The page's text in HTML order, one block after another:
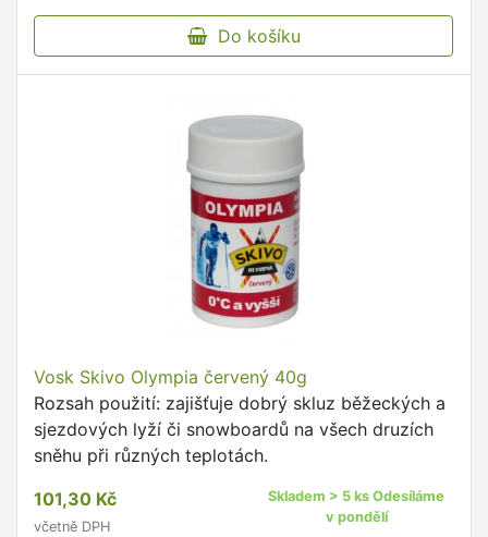
Do košíku
Vosk Skivo Olympia červený 40g
Rozsah použití: zajišťuje dobrý skluz běžeckých a
sjezdových lyží či snowboardů na všech druzích
sněhu při různých teplotách.
101,30 Kč
včetně DPH
Skladem > 5 ks Odesíláme
v pondělí